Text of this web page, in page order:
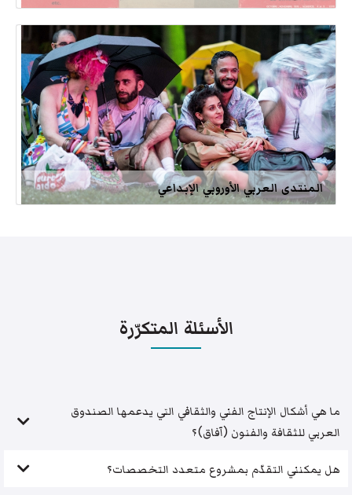
المنتدى العربي الأوروبي الإبداعي
الأسئلة المتكرّرة
ما هي أشكال الإنتاج الفني والثقافي التي يدعمها الصندوق
العربي للثقافة والفنون (آفاق)؟
هل يمكنني التقدّم بمشروع متعدد التخصصات؟